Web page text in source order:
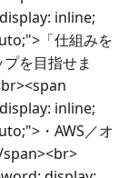
inline;
「仕組みを
を目指せま
inline;
・AWS／オ
span><br>